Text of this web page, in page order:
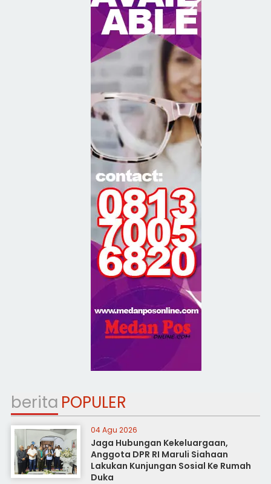
berita POPULER
04 Agu 2026
Jaga Hubungan Kekeluargaan,
Anggota DPR RI Maruli Siahaan
Lakukan Kunjungan Sosial Ke Rumah
Duka